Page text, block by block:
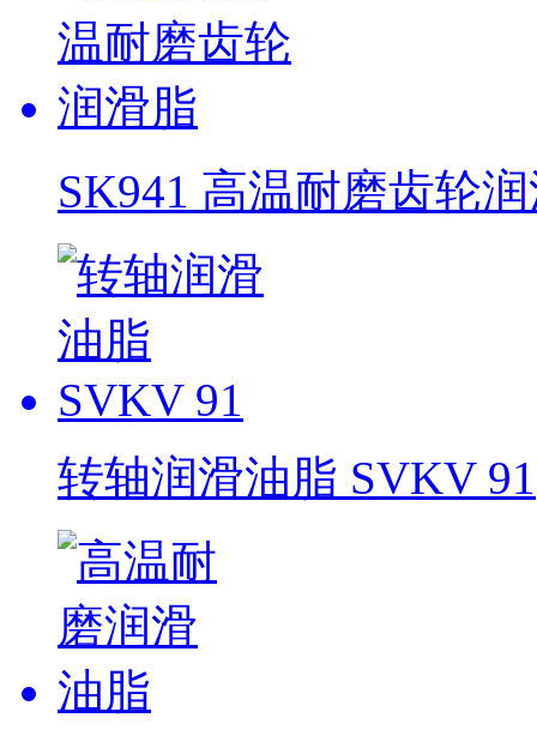
SK941 高温耐磨齿轮
转轴润滑油脂 SVKV 91